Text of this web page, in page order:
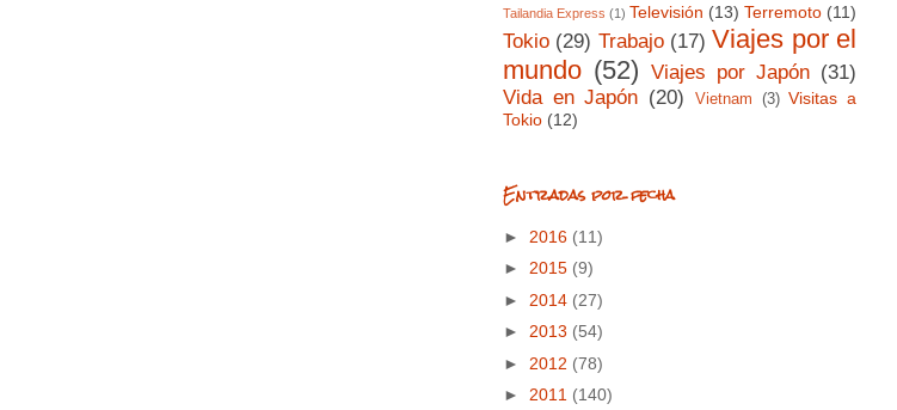
Tailandia Express (1) Televisión (13) Terremoto (11)
Tokio (29) Trabajo (17) Viajes por el
mundo (52) Viajes por Japón (31)
Vida en Japón (20) Vietnam (3) Visitas a
Tokio (12)
Entradas por fecha
► 2016 (11)
► 2015 (9)
► 2014 (27)
► 2013 (54)
► 2012 (78)
► 2011 (140)